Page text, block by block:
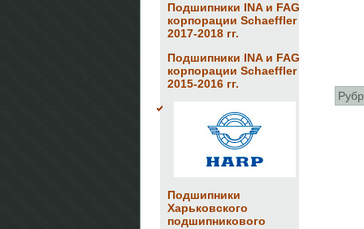
Подшипники INA и FAG
корпорации Schaeffler
2017-2018 гг.
Подшипники INA и FAG
корпорации Schaeffler
2015-2016 гг.
Подшипники
Харьковского
подшипникового